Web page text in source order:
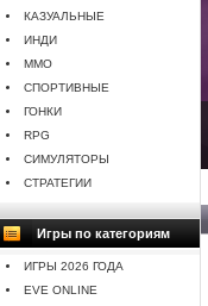
КАЗУАЛЬНЫЕ
ИНДИ
MMO
СПОРТИВНЫЕ
ГОНКИ
RPG
СИМУЛЯТОРЫ
СТРАТЕГИИ
Игры по категориям
ИГРЫ 2026 ГОДА
EVE ONLINE